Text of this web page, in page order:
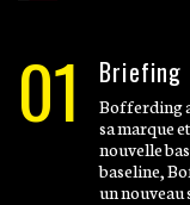
01 Briefing
Bofferding
sa marque
nouvelle
baseline,
un nouveau